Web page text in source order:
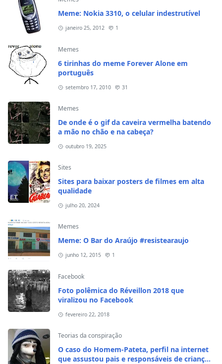
Meme: Nokia 3310, o celular indestrutível
janeiro 25, 2012 1
Memes
6 tirinhas do meme Forever Alone em
português
setembro 17, 2010 31
Memes
De onde é o gif da caveira vermelha batendo
a mão no chão e na cabeça?
outubro 19, 2025
Sites
Sites para baixar posters de filmes em alta
qualidade
julho 20, 2024
Memes
Meme: O Bar do Araújo #resistearaujo
junho 12, 2015 1
Facebook
Foto polêmica do Réveillon 2018 que
viralizou no Facebook
fevereiro 22, 2018
Teorias da conspiração
O caso do Homem-Pateta, perfil na internet
que assustou pais e responsáveis de crianças